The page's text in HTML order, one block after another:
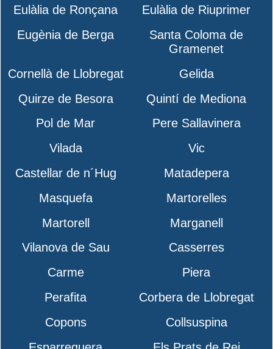
Eulàlia de Ronçana
Eulàlia de Riuprimer
Eugènia de Berga
Santa Coloma de
Gramenet
Cornellà de Llobregat
Gelida
Quirze de Besora
Quintí de Mediona
Pol de Mar
Pere Sallavinera
Vilada
Vic
Castellar de n´Hug
Matadepera
Masquefa
Martorelles
Martorell
Marganell
Vilanova de Sau
Casserres
Carme
Piera
Perafita
Corbera de Llobregat
Copons
Collsuspina